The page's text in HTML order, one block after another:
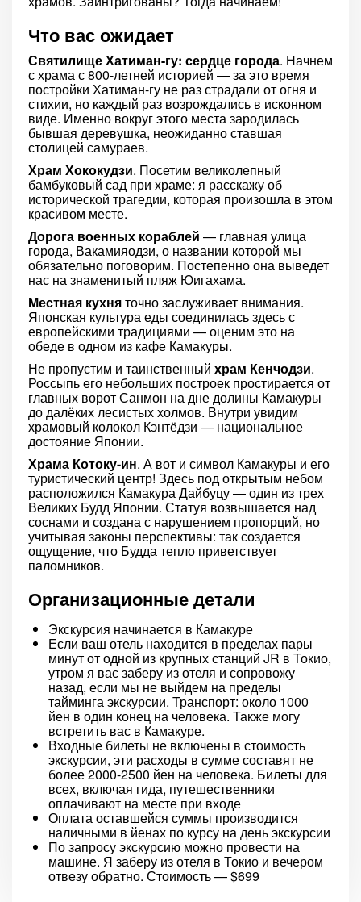
Что вас ожидает
Святилище Хатиман-гу: сердце города. Начнем
с храма с 800-летней историей — за это время
постройки Хатиман-гу не раз страдали от огня и
стихии, но каждый раз возрождались в исконном
виде. Именно вокруг этого места зародилась
бывшая деревушка, неожиданно ставшая
столицей самураев.
Храм Хококудзи. Посетим великолепный
бамбуковый сад при храме: я расскажу об
исторической трагедии, которая произошла в этом
красивом месте.
Дорога военных кораблей — главная улица
города, Вакамияодзи, о названии которой мы
обязательно поговорим. Постепенно она выведет
нас на знаменитый пляж Юигахама.
Местная кухняточно заслуживает внимания.
Японская культура еды соединилась здесь с
европейскими традициями — оценим это на
обеде в одном из кафе Камакуры.
Не пропустим и таинственный храм Кенчодзи.
Россыпь его небольших построек простирается от
главных ворот Санмон на дне долины Камакуры
до далёких лесистых холмов. Внутри увидим
храмовый колокол Кэнтёдзи — национальное
достояние Японии.
Храма Котоку-ин. А вот и символ Камакуры и его
туристический центр! Здесь под открытым небом
расположился Камакура Дайбуцу — один из трех
Великих Будд Японии. Статуя возвышается над
соснами и создана с нарушением пропорций, но
учитывая законы перспективы: так создается
ощущение, что Будда тепло приветствует
паломников.
Организационные детали
Экскурсия начинается в Камакуре
Если ваш отель находится в пределах пары
минут от одной из крупных станций JR в Токио,
утром я вас заберу из отеля и сопровожу
назад, если мы не выйдем на пределы
тайминга экскурсии. Транспорт: около 1000
йен в один конец на человека. Также могу
встретить вас в Камакуре.
Входные билеты не включены в стоимость
экскурсии, эти расходы в сумме составят не
более 2000-2500 йен на человека. Билеты для
всех, включая гида, путешественники
оплачивают на месте при входе
Оплата оставшейся суммы производится
наличными в йенах по курсу на день экскурсии
По запросу экскурсию можно провести на
машине. Я заберу из отеля в Токио и вечером
отвезу обратно. Стоимость — $699